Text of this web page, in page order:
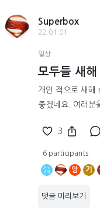
Superbox
22.01.01
일상
모두들 새
개인 적으로 새해
좋겠네요. 여러분
3
6 participants
앙 기
댓글 미리보기